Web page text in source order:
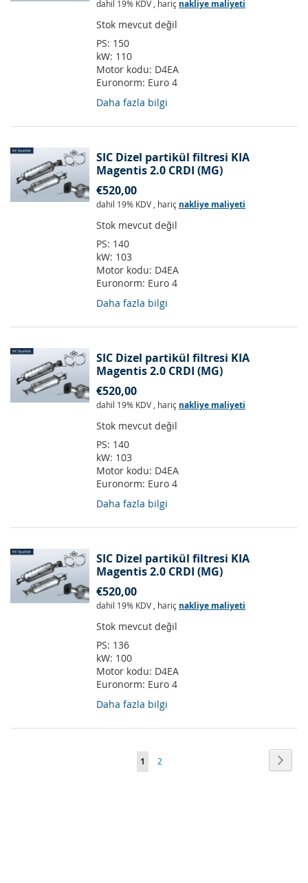
dahil 19% KDV , hariç nakliye maliyeti
Stok mevcut değil
PS: 150
kW: 110
Motor kodu: D4EA
Euronorm: Euro 4
Daha fazla bilgi
SIC Dizel partikül filtresi KIA
Magentis 2.0 CRDI (MG)
€520,00
dahil 19% KDV , hariç nakliye maliyeti
Stok mevcut değil
PS: 140
kW: 103
Motor kodu: D4EA
Euronorm: Euro 4
Daha fazla bilgi
SIC Dizel partikül filtresi KIA
Magentis 2.0 CRDI (MG)
€520,00
dahil 19% KDV , hariç nakliye maliyeti
Stok mevcut değil
PS: 140
kW: 103
Motor kodu: D4EA
Euronorm: Euro 4
Daha fazla bilgi
SIC Dizel partikül filtresi KIA
Magentis 2.0 CRDI (MG)
€520,00
dahil 19% KDV , hariç nakliye maliyeti
Stok mevcut değil
PS: 136
kW: 100
Motor kodu: D4EA
Euronorm: Euro 4
Daha fazla bilgi
Sayfa
Şu
1 Sayfa
2